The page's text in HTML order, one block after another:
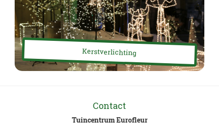
Kerstverlichting
Contact
Tuincentrum Eurofleur